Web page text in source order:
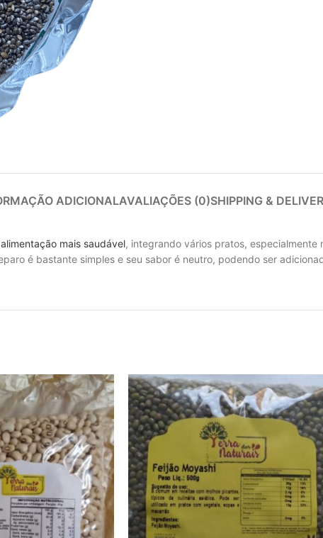
ADICIONALAVALIAÇÕES (0)SHIPPING &
alimentação mais saudável, integrando vários pratos,
é bastante simples e seu sabor é neutro, podendo ser